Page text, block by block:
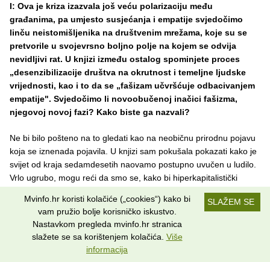
I: Ova je kriza izazvala još veću polarizaciju među
građanima, pa umjesto susjećanja i empatije svjedočimo
linču neistomišljenika na društvenim mrežama, koje su se
pretvorile u svojevrsno boljno polje na kojem se odvija
nevidljivi rat. U knjizi između ostalog spominjete proces
„desenzibilizacije društva na okrutnost i temeljne ljudske
vrijednosti, kao i to da se „fašizam učvršćuje odbacivanjem
empatije". Svjedočimo li novoobučenoj inačici fašizma,
njegovoj novoj fazi? Kako biste ga nazvali?
Ne bi bilo pošteno na to gledati kao na neobičnu prirodnu pojavu
koja se iznenada pojavila. U knjizi sam pokušala pokazati kako je
svijet od kraja sedamdesetih naovamo postupno uvučen u ludilo.
Vrlo ugrubo, mogu reći da smo se, kako bi hiperkapitalistički
sustav vladao planetom, svi morali naći u ovom kaosu, daviti jedni
druge u digitalnoj sferi. Svoj toj umjetno stvorenoj polarizaciji cilj je
da prikrije činjenicu da smo svi iskorišteni i da je sustav postavljen
tako da omogući preživljavanje samo onim najbogatijim.
I: Dva mjeseca izolacije, odnosno tzv. socijalne distance,
SLAŽEM SE
Mvinfo.hr koristi kolačiće („cookies“) kako bi
vam pružio bolje korisničko iskustvo.
Nastavkom pregleda mvinfo.hr stranica
slažete se sa korištenjem kolačića. Više
informacija